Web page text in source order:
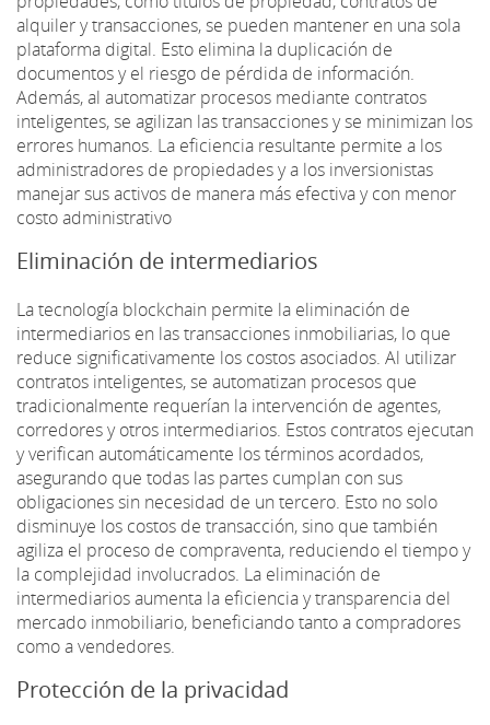
alquiler y transacciones, se pueden mantener en una sola
plataforma digital. Esto elimina la duplicación de
documentos y el riesgo de pérdida de información.
Además, al automatizar procesos mediante contratos
inteligentes, se agilizan las transacciones y se minimizan los
errores humanos. La eficiencia resultante permite a los
administradores de propiedades y a los inversionistas
manejar sus activos de manera más efectiva y con menor
costo administrativo
Eliminación de intermediarios
La tecnología blockchain permite la eliminación de
intermediarios en las transacciones inmobiliarias, lo que
reduce significativamente los costos asociados. Al utilizar
contratos inteligentes, se automatizan procesos que
tradicionalmente requerían la intervención de agentes,
corredores y otros intermediarios. Estos contratos ejecutan
y verifican automáticamente los términos acordados,
asegurando que todas las partes cumplan con sus
obligaciones sin necesidad de un tercero. Esto no solo
disminuye los costos de transacción, sino que también
agiliza el proceso de compraventa, reduciendo el tiempo y
la complejidad involucrados. La eliminación de
intermediarios aumenta la eficiencia y transparencia del
mercado inmobiliario, beneficiando tanto a compradores
como a vendedores.
Protección de la privacidad